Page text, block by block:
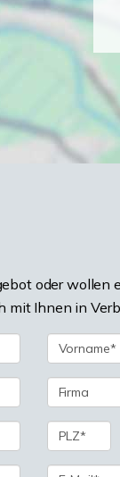
oder
mit Ihnen in